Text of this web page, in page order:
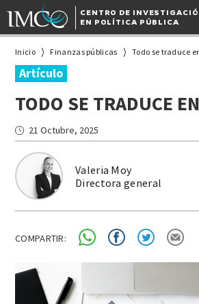
CENTRO DE
EN POLÍTICA PÚBLICA
Inicio Finanzas públicas Todo se traduce
Artículo
TODO SE TRADUCE
Valeria Moy
Directora general
21 Octubre, 2025
COMPARTIR: